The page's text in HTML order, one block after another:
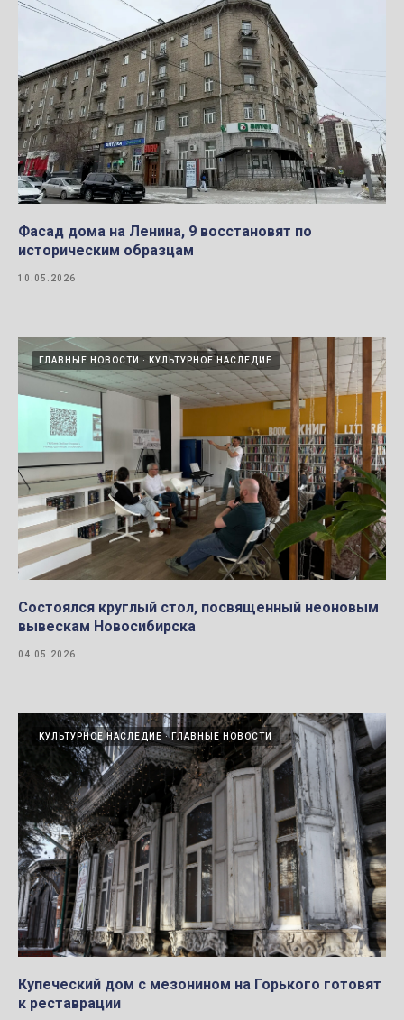
Фасад дома на Ленина, 9 восстановят по
историческим образцам
10.05.2026
ГЛАВНЫЕ НОВОСТИ КУЛЬТУРНОЕ НАСЛЕДИЕ
Состоялся круглый стол, посвященный неоновым
вывескам Новосибирска
04.05.2026
КУЛЬТУРНОЕ НАСЛЕДИЕ ГЛАВНЫЕ НОВОСТИ
Купеческий дом с мезонином на Горького готовят
к реставрации